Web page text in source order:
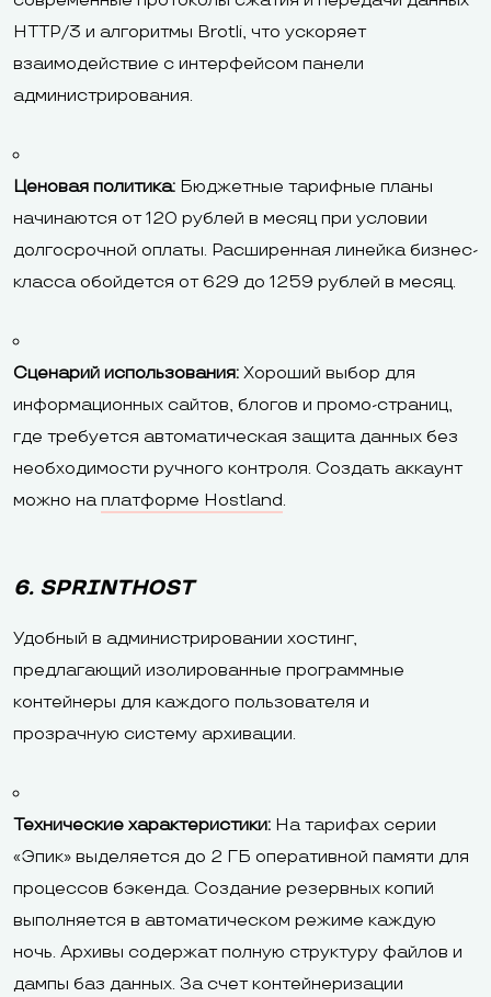
HTTP/3 и алгоритмы Brotli, что ускоряет
взаимодействие с интерфейсом панели
администрирования.
Ценовая политика: Бюджетные тарифные планы
начинаются от 120 рублей в месяц при условии
долгосрочной оплаты. Расширенная линейка бизнес-
класса обойдется от 629 до 1259 рублей в месяц.
Сценарий использования: Хороший выбор для
информационных сайтов, блогов и промо-страниц,
где требуется автоматическая защита данных без
необходимости ручного контроля. Создать аккаунт
можно наплатформе Hostland.
6. SPRINTHOST
Удобный в администрировании хостинг,
предлагающий изолированные программные
контейнеры для каждого пользователя и
прозрачную систему архивации.
Технические характеристики: На тарифах серии
«Эпик» выделяется до 2 ГБ оперативной памяти для
процессов бэкенда. Создание резервных копий
выполняется в автоматическом режиме каждую
ночь. Архивы содержат полную структуру файлов и
дампы баз данных. За счет контейнеризации